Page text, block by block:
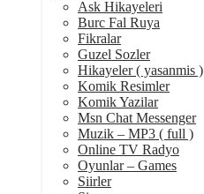
Ask Hikayeleri
Burc Fal Ruya
Fikralar
Guzel Sozler
Hikayeler ( yasanmis )
Komik Resimler
Komik Yazilar
Msn Chat Messenger
Muzik – MP3 ( full )
Online TV Radyo
Oyunlar – Games
Siirler